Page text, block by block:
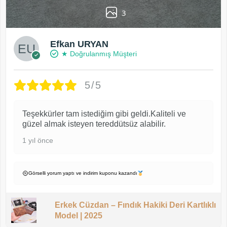
3
Efkan URYAN
★ Doğrulanmış Müşteri
5/5
Teşekkürler tam istediğim gibi geldi.Kaliteli ve
güzel almak isteyen tereddütsüz alabilir.
1 yıl önce
Görselli yorum yaptı ve indirim kuponu kazandı
Erkek Cüzdan – Fındık Hakiki Deri Kartlıklı
Model | 2025